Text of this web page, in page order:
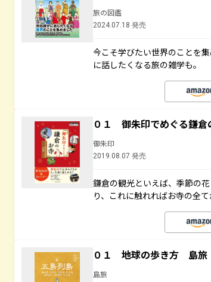
旅の図鑑
2024.07.18 発売
今こそ学びたい世界のことを
に話したくなる旅の雑学も。
０１ 御朱印でめぐる鎌
御朱印
2019.08.07 発売
鎌倉の観光といえば、季節の
り、これに触れればお寺の全
０１ 地球の歩き方 島
島旅